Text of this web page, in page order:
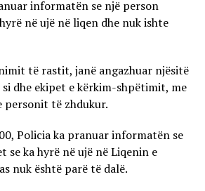
informatën se një person
në ujë në liqen dhe nuk ishte
të rastit, janë angazhuar njësitë
dhe ekipet e kërkim-shpëtimit, me
personit të zhdukur.
Policia ka pranuar informatën se
se ka hyrë në ujë në Liqenin e
nuk është parë të dalë.